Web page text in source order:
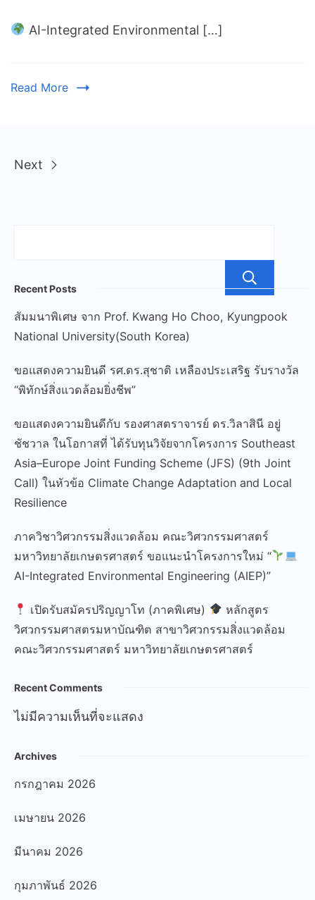
AI-Integrated Environmental […]
Read More
Next
Recent Posts
สัมมนาพิเศษ จาก Prof. Kwang Ho Choo, Kyungpook
National University(South Korea)
ขอแสดงความยินดี รศ.ดร.สุชาติ เหลืองประเสริฐ รับรางวัล
“พิทักษ์สิ่งแวดล้อมยิ่งชีพ”
ขอแสดงความยินดีกับ รองศาสตราจารย์ ดร.วิลาสินี อยู่
ชัชวาล ในโอกาสที่ ได้รับทุนวิจัยจากโครงการ Southeast
Asia–Europe Joint Funding Scheme (JFS) (9th Joint
Call) ในหัวข้อ Climate Change Adaptation and Local
Resilience
ภาควิชาวิศวกรรมสิ่งแวดล้อม คณะวิศวกรรมศาสตร์
มหาวิทยาลัยเกษตรศาสตร์ ขอแนะนำโครงการใหม่ “
AI-Integrated Environmental Engineering (AIEP)”
เปิดรับสมัครปริญญาโท (ภาคพิเศษ)
หลักสูตร
วิศวกรรมศาสตรมหาบัณฑิต สาขาวิศวกรรมสิ่งแวดล้อม
คณะวิศวกรรมศาสตร์ มหาวิทยาลัยเกษตรศาสตร์
Recent Comments
ไม่มีความเห็นที่จะแสดง
Archives
กรกฎาคม 2026
เมษายน 2026
มีนาคม 2026
กุมภาพันธ์ 2026